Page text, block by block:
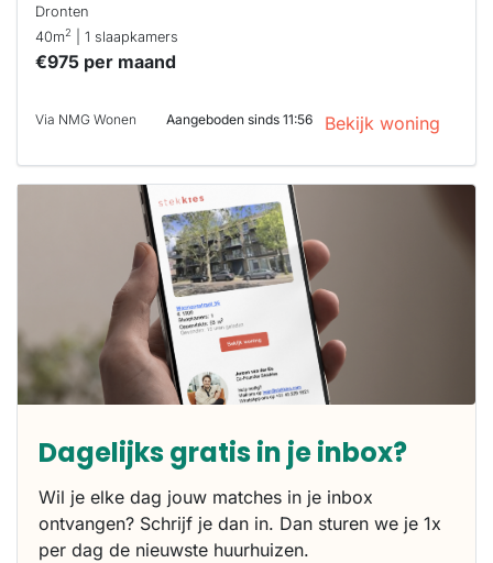
Dronten
40m2 | 1 slaapkamers
€975 per maand
Via NMG Wonen Aangeboden sinds 11:56 Bekijk woning
Dagelijks gratis in je inbox?
Wil je elke dag jouw matches in je inbox
ontvangen? Schrijf je dan in. Dan sturen we je 1x
per dag de nieuwste huurhuizen.